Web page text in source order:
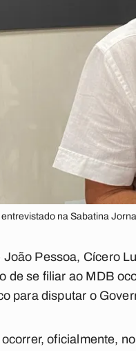
na Sabatina
João Pessoa, Cícero
de se filiar ao MDB
para disputar o
oficialmente,